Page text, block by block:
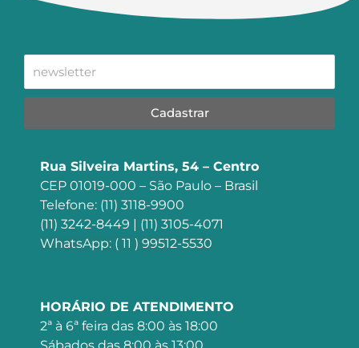
Cadastrar
Rua Silveira Martins, 54 – Centro
CEP 01019-000 – São Paulo – Brasil
Telefone: (11) 3118-9900
(11) 3242-8449 | (11) 3105-4071
WhatsApp: ( 11 ) 99512-5530
HORÁRIO DE ATENDIMENTO
2ª à 6ª feira das 8:00 às 18:00